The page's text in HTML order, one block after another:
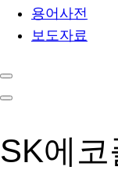
용어사전
보도자료
SK에